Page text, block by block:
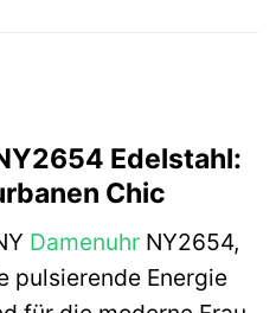
Edelstahl:
Chic
Damenuhr NY2654,
pulsierende Energie